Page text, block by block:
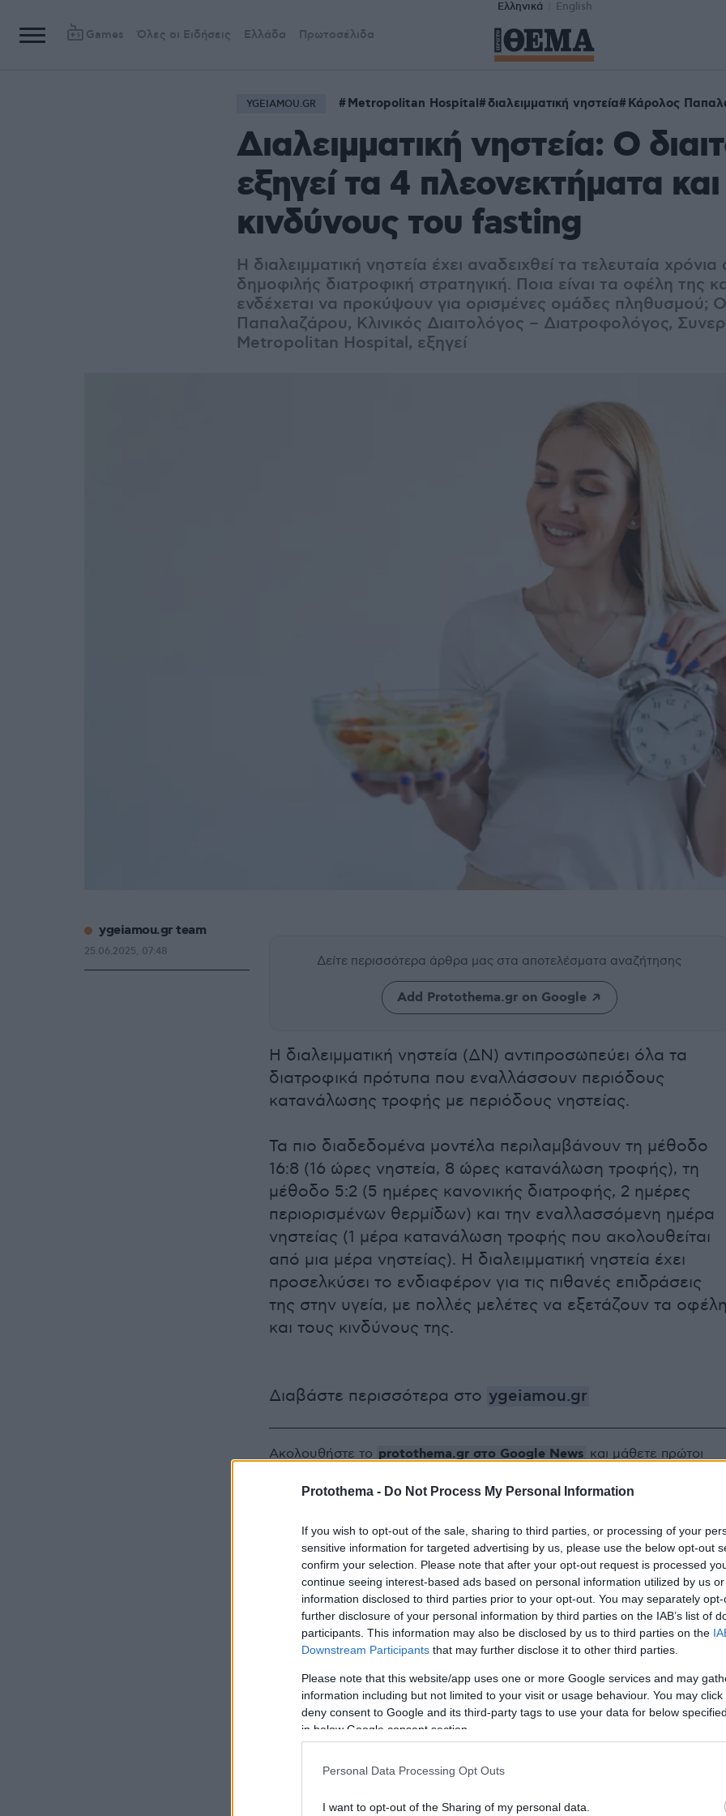
Protothema - Do Not Process My Personal Information
If you wish to opt-out of the sale, sharing to third parties, or processing of your
sensitive information for targeted advertising by us, please use the below opt-out
confirm your selection. Please note that after your opt-out request is processed
continue seeing interest-based ads based on personal information utilized by us
information disclosed to third parties prior to your opt-out. You may separately
further disclosure of your personal information by third parties on the IAB’s list of
participants. This information may also be disclosed by us to third parties on the
Downstream Participants that may further disclose it to other third parties.
Please note that this website/app uses one or more Google services and may
information including but not limited to your visit or usage behaviour. You may
deny consent to Google and its third-party tags to use your data for below
in below Google consent section.
Personal Data Processing Opt Outs
I want to opt-out of the Sharing of my personal data.
Ελληνικά English
Games Όλες οι Ειδήσεις Ελλάδα Πρωτοσέλιδα
YGEIAMOU.GR Metropolitan Hospital διαλειμματική νηστεία Κάρολος
Διαλειμματική νηστεία: Ο
εξηγεί τα 4 πλεονεκτήματα
κινδύνους του fasting
Η διαλειμματική νηστεία έχει αναδειχθεί τα τελευταία χρόνια
δημοφιλής διατροφική στρατηγική. Ποια είναι τα οφέλη της
ενδέχεται να προκύψουν για ορισμένες ομάδες πληθυσμού;
Παπαλαζάρου, Κλινικός Διαιτολόγος – Διατροφολόγος,
Metropolitan Hospital, εξηγεί
Δείτε περισσότερα άρθρα μας στα αποτελέσματα αναζήτησης
Add Protothema.gr on Google
Η διαλειμματική νηστεία (ΔΝ) αντιπροσωπεύει όλα τα
διατροφικά πρότυπα που εναλλάσσουν περιόδους
κατανάλωσης τροφής με περιόδους νηστείας.
Τα πιο διαδεδομένα μοντέλα περιλαμβάνουν τη μέθοδο
16:8 (16 ώρες νηστεία, 8 ώρες κατανάλωση τροφής), τη
μέθοδο 5:2 (5 ημέρες κανονικής διατροφής, 2 ημέρες
περιορισμένων θερμίδων) και την εναλλασσόμενη ημέρα
νηστείας (1 μέρα κατανάλωση τροφής που ακολουθείται
από μια μέρα νηστείας). Η διαλειμματική νηστεία έχει
προσελκύσει το ενδιαφέρον για τις πιθανές επιδράσεις
της στην υγεία, με πολλές μελέτες να εξετάζουν τα
και τους κινδύνους της.
Διαβάστε περισσότερα στο ygeiamou.gr
ygeiamou.gr team
25.06.2025, 07:48
Ακολουθήστε το protothema.gr στο Google News και μάθετε πρώτοι
στιγμή που συμβαίνουν, στοProtothema.gr
ΡΟΗ ΕΙΔΗΣΕΩΝ Ειδήσεις Δημοφιλή
Marine One και επιβατικό
αεροσκάφος: «Ο Τραμπ δεν
κινδύνευσε»
πριν 13 λεπτά
κολοκυθάκια
πριν 43 λεπτά
πριν μία ώρα
Έληξε η έκρηξη του ηφαιστείου
Φουέγο στη Γουατεμάλα,
επιστρέφουν στα σπίτια τους οι
κάτοικοι
06.08.2026, 03:50
προέδρου: Φόβοι για